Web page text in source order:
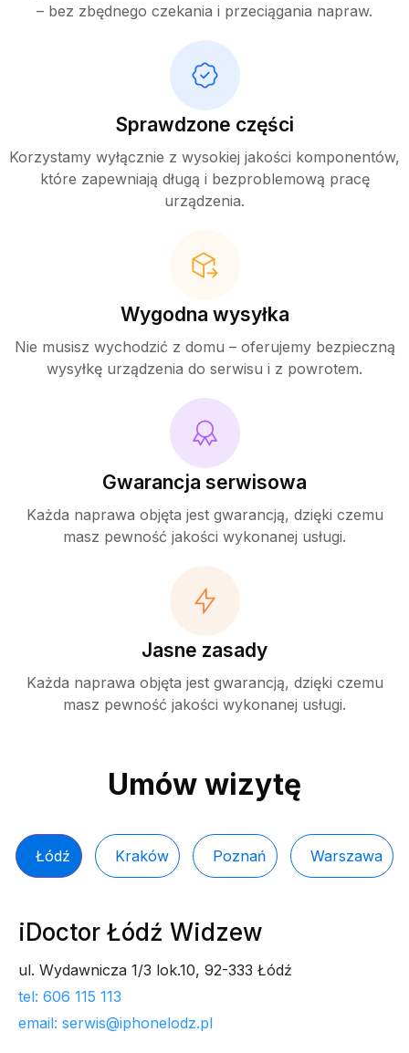
– bez zbędnego czekania i przeciągania napraw.
Sprawdzone części
Korzystamy wyłącznie z wysokiej jakości komponentów,
które zapewniają długą i bezproblemową pracę
urządzenia.
Wygodna wysyłka
Nie musisz wychodzić z domu – oferujemy bezpieczną
wysyłkę urządzenia do serwisu i z powrotem.
Gwarancja serwisowa
Każda naprawa objęta jest gwarancją, dzięki czemu
masz pewność jakości wykonanej usługi.
Jasne zasady
Każda naprawa objęta jest gwarancją, dzięki czemu
masz pewność jakości wykonanej usługi.
Umów wizytę
Łódź Kraków Poznań Warszawa
iDoctor Łódź Widzew
ul. Wydawnicza 1/3 lok.10, 92-333 Łódź
tel: 606 115 113
email: serwis@iphonelodz.pl